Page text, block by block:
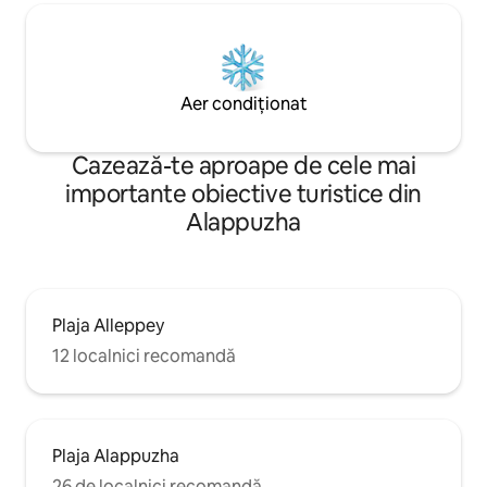
Aer condiționat
Cazează-te aproape de cele mai
importante obiective turistice din
Alappuzha
Plaja Alleppey
12 localnici recomandă
Plaja Alappuzha